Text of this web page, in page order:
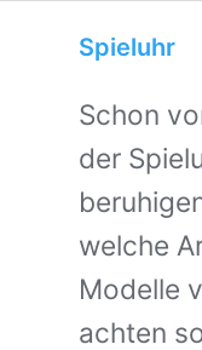
Spieluhr
Schon
der
welche
Modelle
achten